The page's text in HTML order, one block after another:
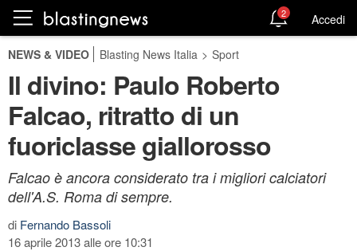
2 Accedi
NEWS & VIDEO Blasting News Italia > Sport
Il divino: Paulo Roberto
Falcao, ritratto di un
fuoriclasse giallorosso
Falcao è ancora considerato tra i migliori calciatori
dell'A.S. Roma di sempre.
di Fernando Bassoli
16 aprile 2013 alle ore 10:31